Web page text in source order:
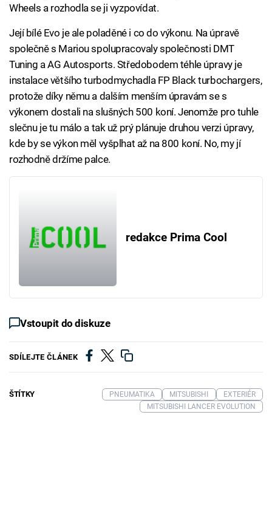
Wheels a rozhodla se ji vyzpovídat.
Její bílé Evo je ale poladěné i co do výkonu. Na úpravě
společně s Mariou spolupracovaly společnosti DMT
Tuning a AG Autosports. Středobodem téhle úpravy je
instalace většího turbodmychadla FP Black turbochargers,
protože díky němu a dalším menším úpravám se s
výkonem dostali na slušných 500 koní. Jenomže pro tuhle
slečnu je tu málo a tak už prý plánuje druhou verzi úpravy,
kde by se výkon měl vyšplhat až na 800 koní. No, my jí
rozhodně držíme palce.
redakce Prima Cool
Vstoupit do diskuze
SDÍLEJTE ČLÁNEK
ŠTÍTKY PNEUMATIKA MITSUBISHI
EXTERIÉR
MITSUBISHI LANCER EVOLUTION